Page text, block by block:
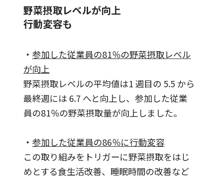
野菜摂取レベルが向上
行動変容も
・ 参加した従業員の81％の野菜摂取レベル
が向上
野菜摂取レベルの平均値は1 週目の 5.5 から
最終週には 6.7 へと向上し、参加した従業
員の81％の野菜摂取量が向上しました。
・ 参加した従業員の86％に行動変容
この取り組みをトリガーに野菜摂取をはじ
めとする食生活改善、睡眠時間の改善など